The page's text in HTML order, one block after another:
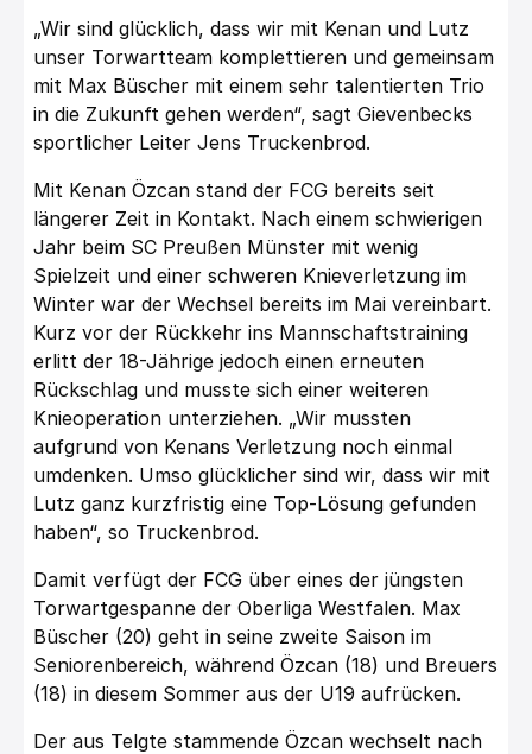
„Wir sind glücklich, dass wir mit Kenan und Lutz
unser Torwartteam komplettieren und gemeinsam
mit Max Büscher mit einem sehr talentierten Trio
in die Zukunft gehen werden“, sagt Gievenbecks
sportlicher Leiter Jens Truckenbrod.
Mit Kenan Özcan stand der FCG bereits seit
längerer Zeit in Kontakt. Nach einem schwierigen
Jahr beim SC Preußen Münster mit wenig
Spielzeit und einer schweren Knieverletzung im
Winter war der Wechsel bereits im Mai vereinbart.
Kurz vor der Rückkehr ins Mannschaftstraining
erlitt der 18-Jährige jedoch einen erneuten
Rückschlag und musste sich einer weiteren
Knieoperation unterziehen. „Wir mussten
aufgrund von Kenans Verletzung noch einmal
umdenken. Umso glücklicher sind wir, dass wir mit
Lutz ganz kurzfristig eine Top-Lösung gefunden
haben“, so Truckenbrod.
Damit verfügt der FCG über eines der jüngsten
Torwartgespanne der Oberliga Westfalen. Max
Büscher (20) geht in seine zweite Saison im
Seniorenbereich, während Özcan (18) und Breuers
(18) in diesem Sommer aus der U19 aufrücken.
Der aus Telgte stammende Özcan wechselt nach